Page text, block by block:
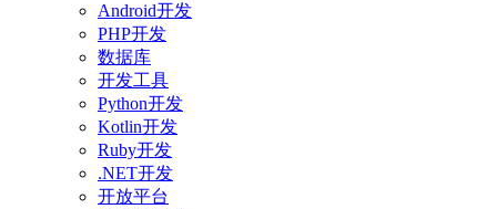
Android开发
PHP开发
数据库
开发工具
Python开发
Kotlin开发
Ruby开发
.NET开发
开放平台